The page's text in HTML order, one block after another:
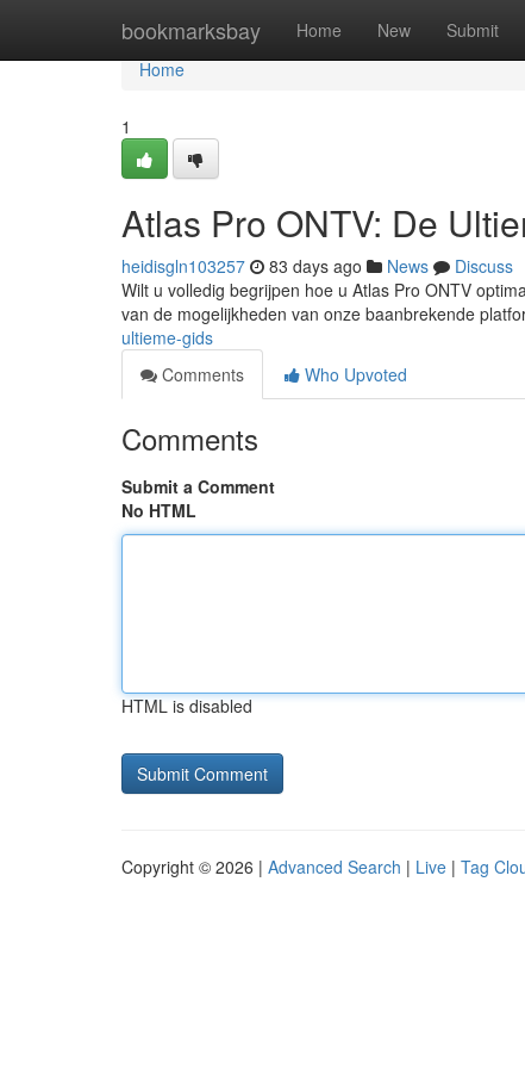
bookmarksbay Home New Submit
Home
Home
1
Atlas Pro ONTV: De
heidisgln103257 83 days ago News
Discuss
Wilt u volledig begrijpen hoe u Atlas Pro ONTV
van de mogelijkheden van onze baanbrekende
ultieme-gids
Comments
Who Upvoted
Comments
Submit a Comment
No HTML
HTML is disabled
Copyright © 2026 | Advanced Search | Live | Tag